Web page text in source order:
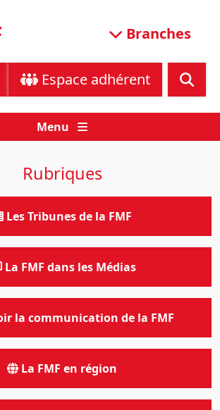
Branches
Espace adhérent
Menu
Rubriques
Les Tribunes de la FMF
La FMF dans les Médias
la communication de la FMF
La FMF en région